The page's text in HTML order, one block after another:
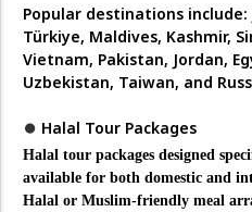
Popular destinations include:
Türkiye, Maldives, Kashmir,
Vietnam, Pakistan, Jordan,
Uzbekistan, Taiwan, and
⏺︎ Halal Tour Packages
Halal tour packages designed
available for both domestic and
Halal or Muslim-friendly meal